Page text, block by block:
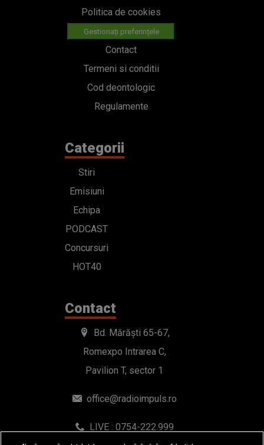
Politica de cookies
Gestionați preferințele
Contact
Termeni si conditii
Cod deontologic
Regulamente
Categorii
Stiri
Emisiuni
Echipa
PODCAST
Concursuri
HOT40
Contact
Bd. Mărăști 65-67,
Romexpo Intrarea C,
Pavilion T, sector 1
office@radioimpuls.ro
LIVE : 0754-222.999